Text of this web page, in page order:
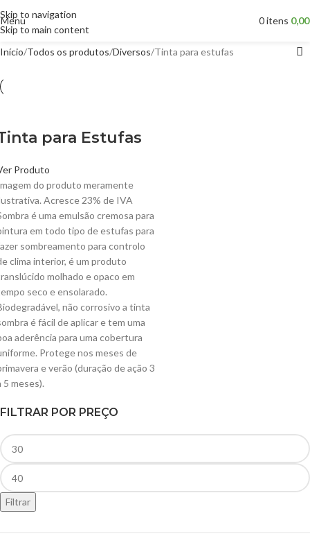
Skip to navigation
Skip to main content
Menu 0itens
FILTRAR POR PREÇO
Filtrar
Início Todos os produtos Diversos Tinta para estufas
para Estufas
Produto
do produto meramente
Acresce 23% de IVA
é uma emulsão cremosa para
em todo tipo de estufas para
sombreamento para controlo
clima interior, é um produto
molhado e opaco em
seco e ensolarado.
não corrosivo a tinta
é fácil de aplicar e tem uma
aderência para uma cobertura
Protege nos meses de
e verão (duração de ação 3
5 meses).